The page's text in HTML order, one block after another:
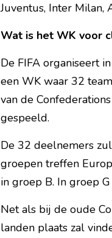
Juventus, Inter Milan,
Wat is het WK voor
De FIFA organiseert
een WK waar 32
van de
gespeeld.
De 32 deelnemers
groepen treffen
in groep B. In groep
Net als bij de oude
landen plaats zal